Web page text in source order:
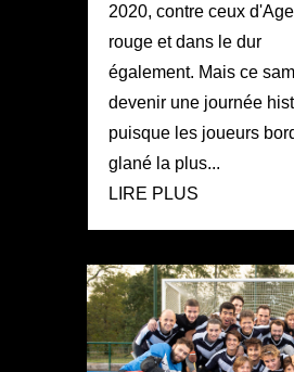
2020, contre ceux
rouge et dans le dur
également. Mais ce
devenir une journée
puisque les joueurs
glané la plus...
LIRE PLUS